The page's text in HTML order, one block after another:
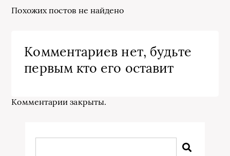
Похожих постов не найдено
Комментариев нет, будьте
первым кто его оставит
Комментарии закрыты.